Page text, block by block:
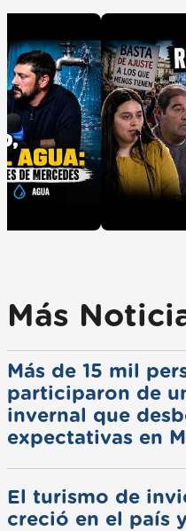
Más
Más de 15 mil
participaron de
invernal que
expectativas en
El turismo de
creció en el país